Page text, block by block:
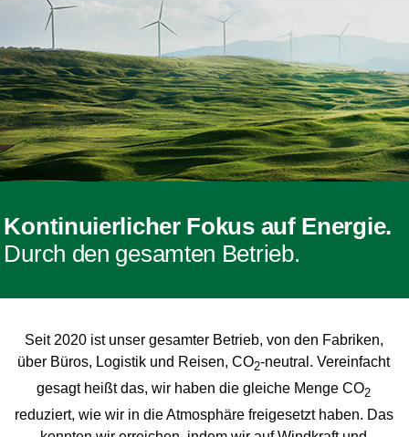
Kontinuierlicher Fokus auf Energie.
Durch den gesamten Betrieb.
Seit 2020 ist unser gesamter Betrieb, von den Fabriken,
über Büros, Logistik und Reisen, CO2-neutral. Vereinfacht
gesagt heißt das, wir haben die gleiche Menge CO2
reduziert, wie wir in die Atmosphäre freigesetzt haben. Das